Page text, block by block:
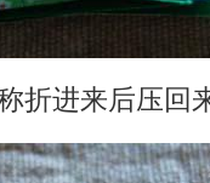
折进来后压回